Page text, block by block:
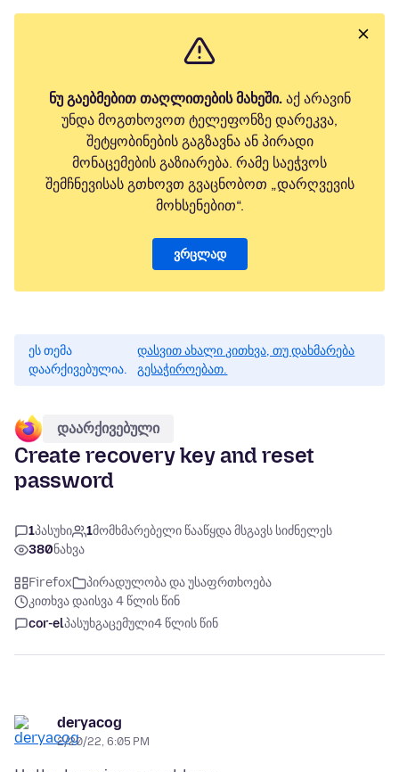
ნუ გაებმებით თაღლითების მახეში.აქ არავინ
უნდა მოგთხოვოთ ტელეფონზე დარეკვა,
შეტყობინების გაგზავნა ან პირადი
მონაცემების გაზიარება. რამე საეჭვოს
შემჩნევისას გთხოვთ გვაცნობოთ „დარღვევის
მოხსენებით“.
ვრცლად
ეს თემა
დაარქივებულია.
დასვით ახალი კითხვა, თუ დახმარება
გესაჭიროებათ.
დაარქივებული
Create recovery key and reset
password
1პასუხი 1მომხმარებელი წააწყდა მსგავს სიძნელეს
380ნახვა
Firefox
პირადულობა და უსაფრთხოება
კითხვა დაისვა 4 წლის წინ
cor-elპასუხგაცემული4 წლის წინ
deryacog
2/20/22, 6:05 PM